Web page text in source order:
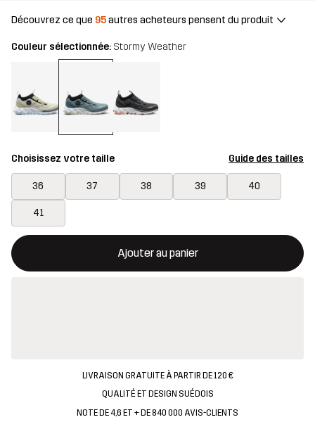
Découvrez ce que 95autres acheteurs pensent du produit
Couleur sélectionnée: Stormy Weather
Choisissez votre taille Guide des tailles
36 37 38 39 40
41
Ajouter au panier
Ce bouton ouvrira une fenêtre modale confirmant un nouvel
{{taille}} non disponible
LIVRAISON GRATUITE À PARTIR DE 120 €
QUALITÉ ET DESIGN SUÉDOIS
NOTE DE 4,6 ET + DE 840 000 AVIS-CLIENTS